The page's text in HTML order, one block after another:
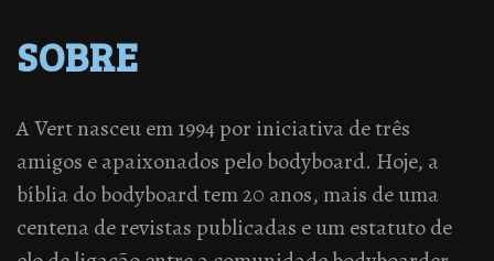
SOBRE
A Vert nasceu em 1994 por iniciativa de três
amigos e apaixonados pelo bodyboard. Hoje, a
bíblia do bodyboard tem 20 anos, mais de uma
centena de revistas publicadas e um estatuto de